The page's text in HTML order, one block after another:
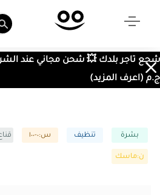
ج.م (اعرف المزيد)
بشرة تنظيف س:٠-١٠٠
ن:ماسك